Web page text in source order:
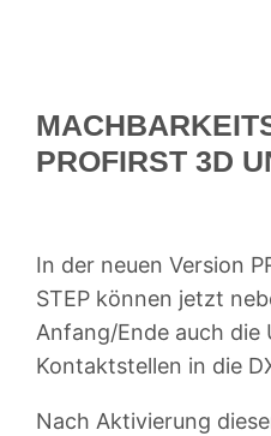
PROFIRST 3D
In der neuen Version
STEP können jetzt
Anfang/Ende auch die
Kontaktstellen in die
Nach Aktivierung